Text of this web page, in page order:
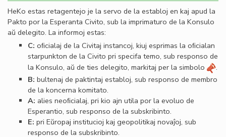
HeKo estas retagentejo je la servo de la establoj en kaj apud la
Pakto por la Esperanta Civito, sub la imprimaturo de la Konsulo
aŭ delegito. La informoj estas:
C: oﬁcialaj de la Civitaj instancoj, kiuj esprimas la oﬁcialan
starpunkton de la Civito pri specifa temo, sub responso de
la Konsulo, aŭ de ties delegito, markitaj per la simbolo
.
B: bultenaj de paktintaj establoj, sub responso de membro
de la koncerna komitato.
A: alies neoﬁcialaj, pri kio ajn utila por la evoluo de
Esperantio, sub responso de la subskribinto.
E: pri Eŭropaj institucioj kaj geopolitikaj novaĵoj, sub
responso de la subskribinto.